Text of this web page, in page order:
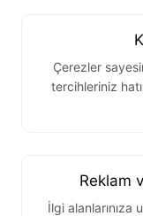
Çerezler
tercihleriniz
Reklam
İlgi